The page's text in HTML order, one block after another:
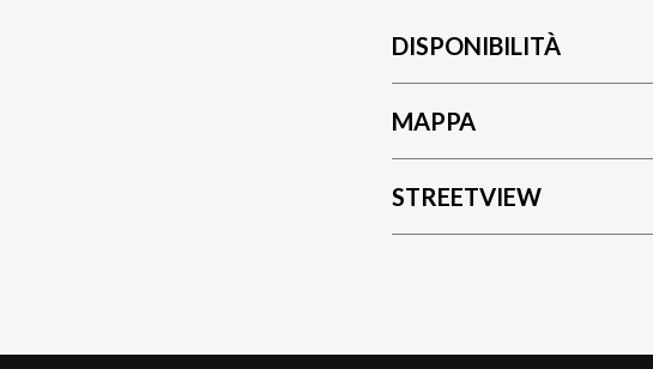
DISPONIBILITÀ
MAPPA
STREETVIEW